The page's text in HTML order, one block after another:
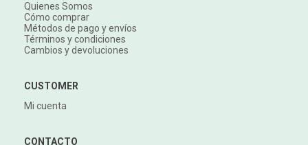
Quienes Somos
Cómo comprar
Métodos de pago y envíos
Términos y condiciones
Cambios y devoluciones
CUSTOMER
Mi cuenta
CONTACTO